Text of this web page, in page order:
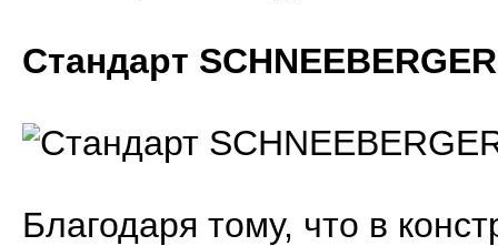
Стандарт SCHNEEBERGER
Благодаря тому, что в